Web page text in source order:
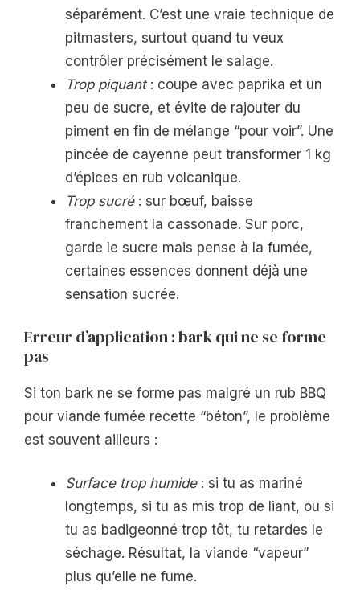
séparément. C’est une vraie technique de
pitmasters, surtout quand tu veux
contrôler précisément le salage.
Trop piquant: coupe avec paprika et un
peu de sucre, et évite de rajouter du
piment en fin de mélange “pour voir”. Une
pincée de cayenne peut transformer 1 kg
d’épices en rub volcanique.
Trop sucré: sur bœuf, baisse
franchement la cassonade. Sur porc,
garde le sucre mais pense à la fumée,
certaines essences donnent déjà une
sensation sucrée.
Erreur d’application : bark qui ne se forme
pas
Si ton bark ne se forme pas malgré un rub BBQ
pour viande fumée recette “béton”, le problème
est souvent ailleurs :
Surface trop humide: si tu as mariné
longtemps, si tu as mis trop de liant, ou si
tu as badigeonné trop tôt, tu retardes le
séchage. Résultat, la viande “vapeur”
plus qu’elle ne fume.